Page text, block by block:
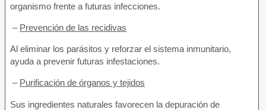
organismo frente a futuras infecciones.
– Prevención de las recidivas
Al eliminar los parásitos y reforzar el sistema inmunitario,
ayuda a prevenir futuras infestaciones.
– Purificación de órganos y tejidos
Sus ingredientes naturales favorecen la depuración de